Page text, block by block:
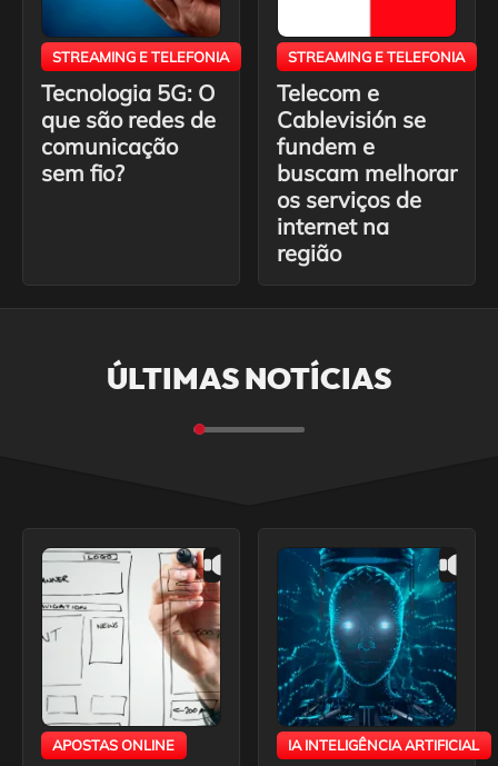
STREAMING E TELEFONIA
Tecnologia 5G: O
que são redes de
comunicação
sem fio?
STREAMING E TELEFONIA
Telecom e
Cablevisión se
fundem e
buscam melhorar
os serviços de
internet na
região
ÚLTIMAS NOTÍCIAS
APOSTAS ONLINE IA INTELIGÊNCIA ARTIFICIAL